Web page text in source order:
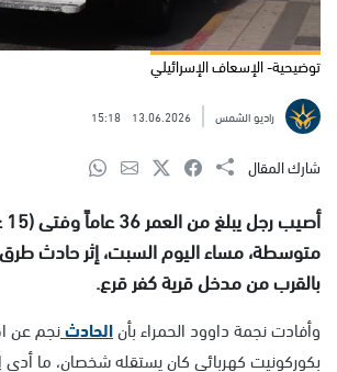
توضيحية- الإسعاف الإسرائيلي
راديو الشمس 13.06.2026
15:18
شارك المقال
بالقرب من مدخل قرية كفر قرع.
وأفادت نجمة داوود الحمراء بأنالحادثنجم عن
بكوركونيت كهربائي كان يستقله شخصان، ما أدى